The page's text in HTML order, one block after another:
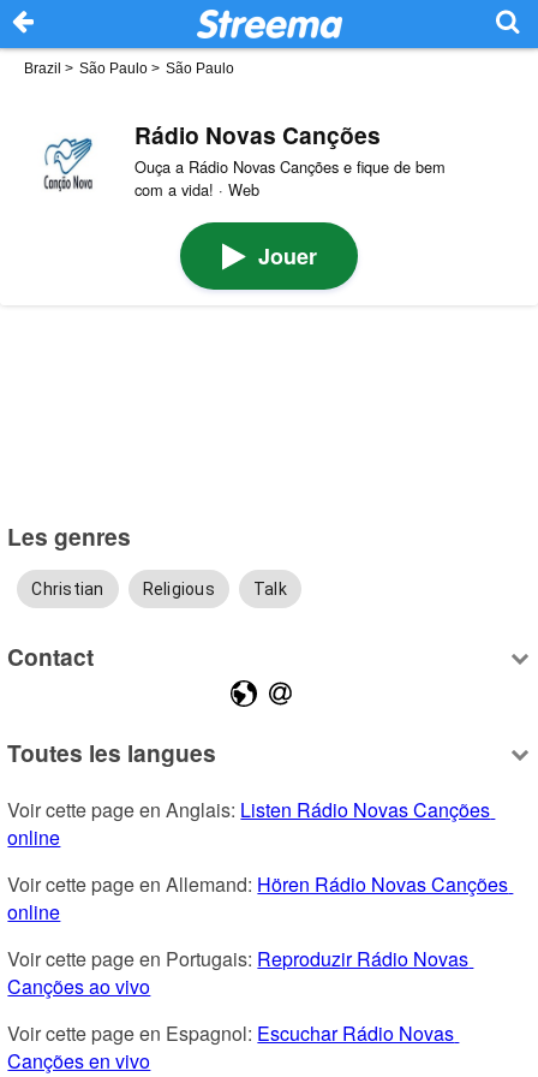
Brazil > São Paulo > São Paulo
Rádio Novas Canções
Ouça a Rádio Novas Canções e fique de bem
com a vida! · Web
Jouer
Les genres
Christian Religious Talk
Contact
Toutes les langues
Voir cette page en Anglais: Listen Rádio Novas Canções
online
Voir cette page en Allemand: Hören Rádio Novas Canções
online
Voir cette page en Portugais: Reproduzir Rádio Novas
Canções ao vivo
Voir cette page en Espagnol: Escuchar Rádio Novas
Canções en vivo